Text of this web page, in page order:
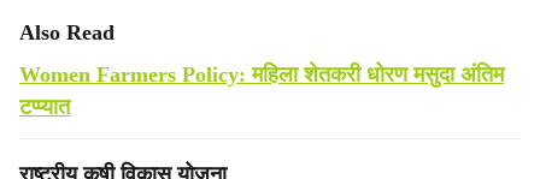
Also Read
Women Farmers Policy: महिला शेतकरी धोरण मसुदा अंतिम
टप्प्यात
राष्ट्रीय कृषी विकास योजना